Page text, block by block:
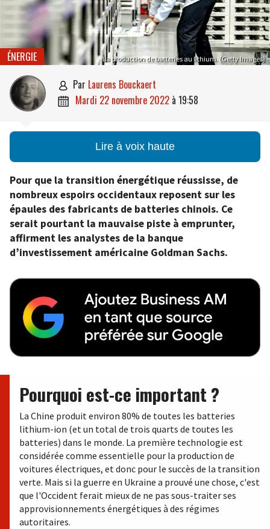
La production de batteries au lithium. (Getty Images)
ÉNERGIE
 par Laurens Bouckaert
 mardi 22 novembre 2022 à 19:58
Lire à voix haute
Pour que la transition énergétique réussisse, de
nombreux espoirs occidentaux reposent sur les
épaules des fabricants de batteries chinois. Ce
serait pourtant la mauvaise piste à emprunter,
affirment les analystes de la banque
d’investissement américaine Goldman Sachs.
Pourquoi est-ce important ?
La Chine produit environ 80% de toutes les batteries
lithium-ion (et un total de trois quarts de toutes les
batteries) dans le monde. La première technologie est
considérée comme essentielle pour la production de
voitures électriques, et donc pour le succès de la transition
verte. Mais si la guerre en Ukraine a prouvé une chose, c'est
que l'Occident ferait mieux de ne pas sous-traiter ses
approvisionnements énergétiques à des régimes
autoritaires.